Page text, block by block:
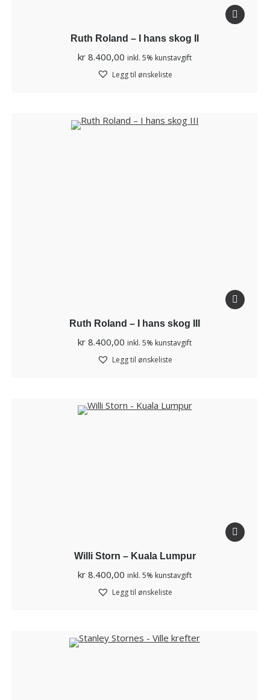
Ruth Roland – I hans skog II
kr 8.400,00 inkl. 5% kunstavgift
Legg til ønskeliste
Ruth Roland – I hans skog III
kr 8.400,00 inkl. 5% kunstavgift
Legg til ønskeliste
Willi Storn – Kuala Lumpur
kr 8.400,00 inkl. 5% kunstavgift
Legg til ønskeliste